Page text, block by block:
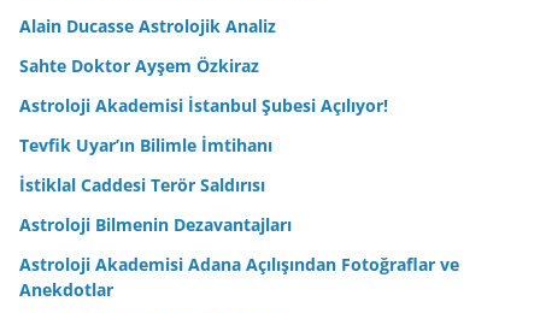
Alain Ducasse Astrolojik Analiz
Sahte Doktor Ayşem Özkiraz
Astroloji Akademisi İstanbul Şubesi Açılıyor!
Tevfik Uyar’ın Bilimle İmtihanı
İstiklal Caddesi Terör Saldırısı
Astroloji Bilmenin Dezavantajları
Astroloji Akademisi Adana Açılışından Fotoğraflar ve
Anekdotlar